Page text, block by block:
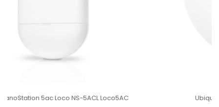
Ubiquiti UniFi 6 Pro Access Point U6-Pro